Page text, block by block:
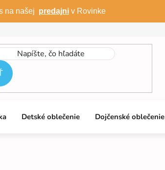
na našej predajni v Rovinke
Detské oblečenie Dojčenské oblečenie